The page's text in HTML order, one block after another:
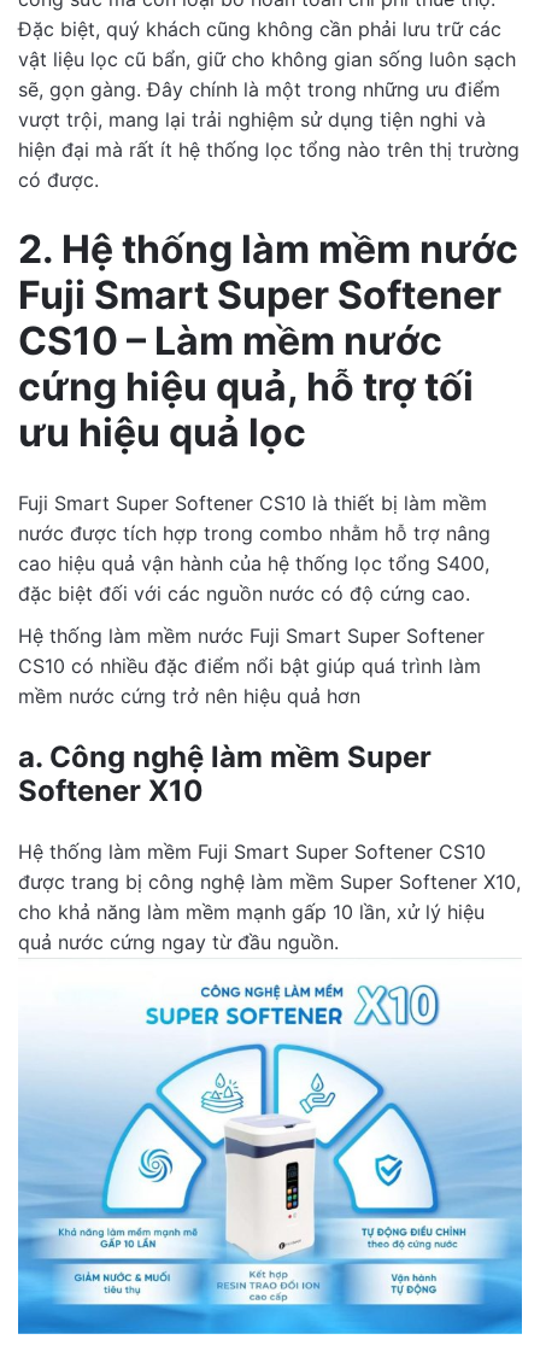
Đặc biệt, quý khách cũng không cần phải lưu trữ các
vật liệu lọc cũ bẩn, giữ cho không gian sống luôn sạch
sẽ, gọn gàng. Đây chính là một trong những ưu điểm
vượt trội, mang lại trải nghiệm sử dụng tiện nghi và
hiện đại mà rất ít hệ thống lọc tổng nào trên thị trường
có được.
2. Hệ thống làm mềm nước
Fuji Smart Super Softener
CS10 – Làm mềm nước
cứng hiệu quả, hỗ trợ tối
ưu hiệu quả lọc
Fuji Smart Super Softener CS10 là thiết bị làm mềm
nước được tích hợp trong combo nhằm hỗ trợ nâng
cao hiệu quả vận hành của hệ thống lọc tổng S400,
đặc biệt đối với các nguồn nước có độ cứng cao.
Hệ thống làm mềm nước Fuji Smart Super Softener
CS10 có nhiều đặc điểm nổi bật giúp quá trình làm
mềm nước cứng trở nên hiệu quả hơn
a. Công nghệ làm mềm Super
Softener X10
Hệ thống làm mềm Fuji Smart Super Softener CS10
được trang bị công nghệ làm mềm Super Softener X10,
cho khả năng làm mềm mạnh gấp 10 lần, xử lý hiệu
quả nước cứng ngay từ đầu nguồn.